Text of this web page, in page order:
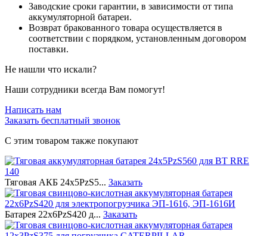
Заводские сроки гарантии, в зависимости от типа
аккумуляторной батареи.
Возврат бракованного товара осуществляется в
соответствии с порядком, установленным договором
поставки.
Не нашли что искали?
Наши сотрудники всегда Вам помогут!
Написать нам
Заказать бесплатный звонок
С этим товаром также покупают
Тяговая АКБ 24х5PzS5... Заказать
Батарея 22х6PzS420 д... Заказать